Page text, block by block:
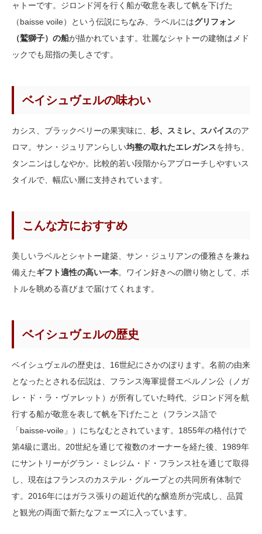
ャトーです。ジロンド河を行く船が敬意を表して帆を下げた
（baisse voile）という伝説にちなみ、ラベルにはグリフォン
（鷲獅子）の船が描かれています。壮麗なシャトーの建物はメド
ックでも屈指の美しさです。
ベイシュヴェルの味わい
カシス、ブラックベリーの果実味に、 杉、スミレ、スパイスのア
ロマ。サン・ジュリアンらしい均整の取れたエレガンスを持ち、
タンニンはしなやか。比較的若い段階からアプローチしやすいス
タイルで、幅広い層に支持されています。
こんな方におすすめ
美しいラベルとシャトー建築、サン・ジュリアンの優雅さを兼ね
備えたギフト適性の高い一本。ワイン好きへの贈り物として、ボ
トルを眺める喜びまで届けてくれます。
ベイシュヴェルの歴史
ベイシュヴェルの歴史は、16世紀にさかのぼります。名前の由来
となったとされる伝説は、フランス海軍提督エペルノン公（ノガ
レ・ド・ラ・ヴァレット）が所有していた時代、ジロンド河を航
行する船が敬意を表して帆を下げたこと（フランス語で
「baisse-voile」）にちなむとされています。1855年の格付けで
第4級に選出。20世紀を通じて複数のオーナーを経た後、1989年
にサントリーがグラン・ミレジム・ド・フランス社を通じて取得
し、現在はフランスのカステル・グループとの共同所有体制で
す。2016年にはガラス張りの超近代的な醸造所が完成し、品質
と観光の両面で新たなフェーズに入っています。